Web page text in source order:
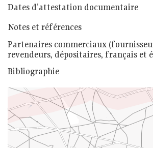
Dates d'attestation documentaire
Notes et références
Partenaires commerciaux
revendeurs, dépositaires, français et
Bibliographie